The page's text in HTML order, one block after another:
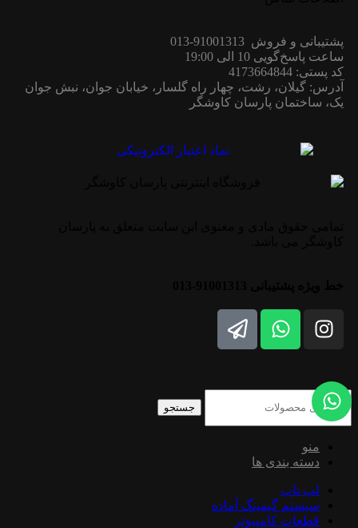
پشتیبانی و فروش 91001313-013
ساعت پاسخ‌گویی 10 الی 19:00
کد پستی: 4173664844
آدرس: گیلان، رشت، چهار راه گلسار، خیابان جوان، نبش جوان
یک، ساختمان پارسان کاوشگر
جستجو
منو
دسته بندی ها
لپ تاپ
سیستم گیمینگ آماده
قطعات کامپیوتر